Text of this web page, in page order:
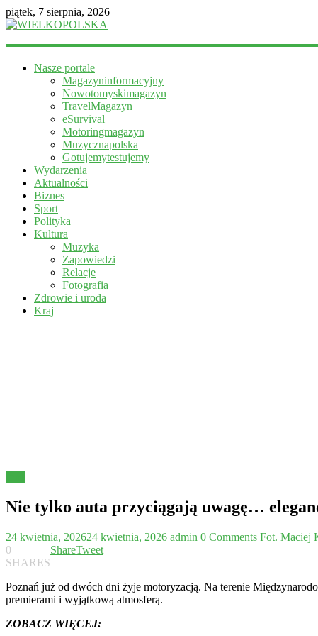
piątek, 7 sierpnia, 2026
WIELKOPOLSKA
informacyjny
Nasze portale
Magazyninformacyjny
Nowotomyskimagazyn
TravelMagazyn
eSurvival
Motoringmagazyn
Muzycznapolska
Gotujemytestujemy
Wydarzenia
Aktualności
Biznes
Sport
Polityka
Kultura
Muzyka
Zapowiedzi
Relacje
Fotografia
Zdrowie i uroda
Kraj
Nie tylko auta przyciągają uwagę…
24 kwietnia, 202624 kwietnia, 2026 admin 0 Comments Fot. Maciej
0
SHARES
ShareTweet
Poznań już od dwóch dni żyje motoryzacją. Na terenie
premierami i wyjątkową atmosferą.
ZOBACZ WIĘCEJ: